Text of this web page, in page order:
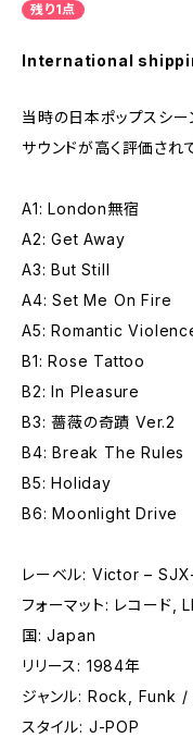
残り1点
International
当時の日本ポップスシー
サウンドが高く評価され
A1: London無宿
A2: Get Away
A3: But Still
A4: Set Me On Fire
A5: Romantic
B1: Rose Tattoo
B2: In Pleasure
B3: 薔薇の奇蹟 Ver.2
B4: Break The Rules
B5: Holiday
B6: Moonlight Drive
レーベル: Victor –
フォーマット: レコード
国: Japan
リリース: 1984年
ジャンル: Rock, Funk
スタイル: J-POP